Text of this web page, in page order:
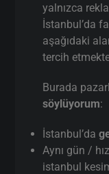
yalnızca
İstanbul’da
aşağıdaki
tercih
Burada
söylüyorum:
İstanbul’da
Aynı gün /
istanbul